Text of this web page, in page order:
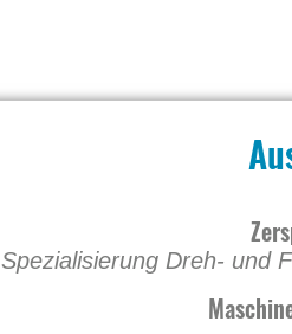
Spezialisierung Dreh- und